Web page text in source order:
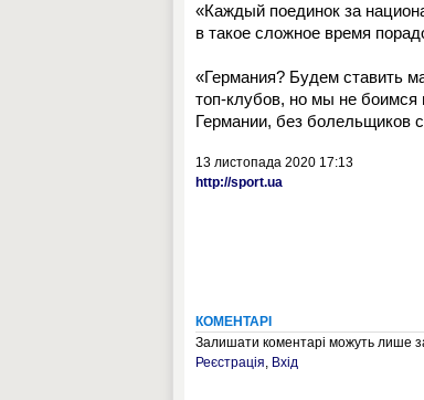
«Каждый поединок за
в такое сложное время
«Германия? Будем ставить
топ-клубов, но мы не боимся
Германии, без болельщиков
13 листопада 2020 17:13
http://sport.ua
КОМЕНТАРІ
Залишати коментарі можуть лише
Реєстрація, Вхід